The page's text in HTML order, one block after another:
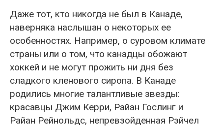
Даже тот, кто никогда не был в Канаде,
наверняка наслышан о некоторых ее
особенностях. Например, о суровом климате
страны или о том, что канадцы обожают
хоккей и не могут прожить ни дня без
сладкого кленового сиропа. В Канаде
родились многие талантливые звезды:
красавцы Джим Керри, Райан Гослинг и
Райан Рейнольдс, непревзойденная Рэйчел